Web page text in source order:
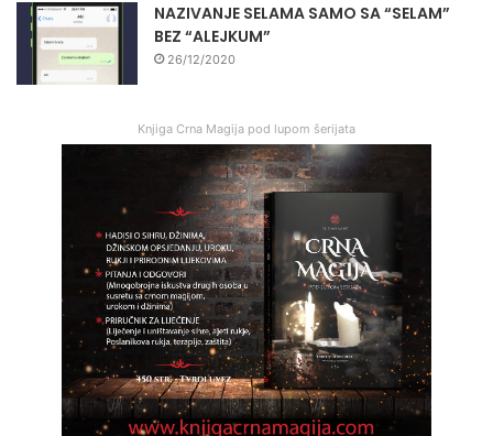
NAZIVANJE SELAMA SAMO SA “SELAM”
BEZ “ALEJKUM”
26/12/2020
Knjiga Crna Magija pod lupom šerijata